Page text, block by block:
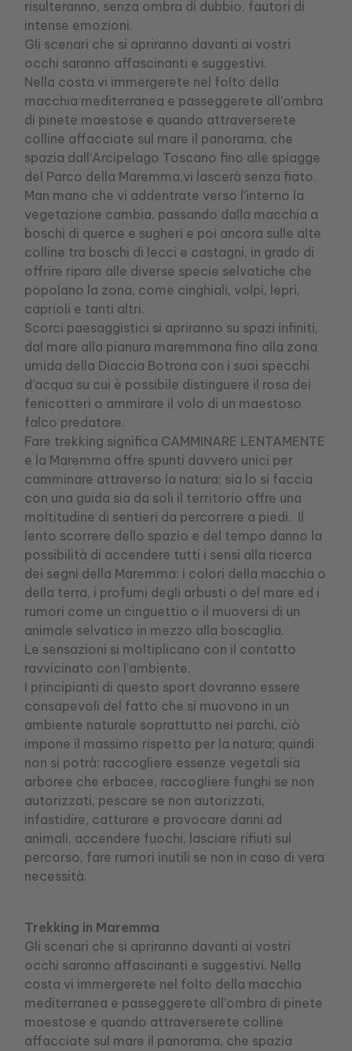
risulteranno, senza ombra di dubbio, fautori di
intense emozioni.
Gli scenari che si apriranno davanti ai vostri
occhi saranno affascinanti e suggestivi.
Nella costa vi immergerete nel folto della
macchia mediterranea e passeggerete all’ombra
di pinete maestose e quando attraverserete
colline affacciate sul mare il panorama, che
spazia dall’Arcipelago Toscano fino alle spiagge
del Parco della Maremma,vi lascerà senza fiato.
Man mano che vi addentrate verso l’interno la
vegetazione cambia, passando dalla macchia a
boschi di querce e sugheri e poi ancora sulle alte
colline tra boschi di lecci e castagni, in grado di
offrire riparo alle diverse specie selvatiche che
popolano la zona, come cinghiali, volpi, lepri,
caprioli e tanti altri.
Scorci paesaggistici si apriranno su spazi infiniti,
dal mare alla pianura maremmana fino alla zona
umida della Diaccia Botrona con i suoi specchi
d’acqua su cui è possibile distinguere il rosa dei
fenicotteri o ammirare il volo di un maestoso
falco predatore.
Fare trekking significa CAMMINARE LENTAMENTE
e la Maremma offre spunti davvero unici per
camminare attraverso la natura; sia lo si faccia
con una guida sia da soli il territorio offre una
moltitudine di sentieri da percorrere a piedi. Il
lento scorrere dello spazio e del tempo danno la
possibilità di accendere tutti i sensi alla ricerca
dei segni della Maremma: i colori della macchia o
della terra, i profumi degli arbusti o del mare ed i
rumori come un cinguettio o il muoversi di un
animale selvatico in mezzo alla boscaglia.
Le sensazioni si moltiplicano con il contatto
ravvicinato con l’ambiente.
I principianti di questo sport dovranno essere
consapevoli del fatto che si muovono in un
ambiente naturale soprattutto nei parchi, ciò
impone il massimo rispetto per la natura; quindi
non si potrà: raccogliere essenze vegetali sia
arboree che erbacee, raccogliere funghi se non
autorizzati, pescare se non autorizzati,
infastidire, catturare e provocare danni ad
animali, accendere fuochi, lasciare rifiuti sul
percorso, fare rumori inutili se non in caso di vera
necessità.
Trekking in Maremma
Gli scenari che si apriranno davanti ai vostri
occhi saranno affascinanti e suggestivi. Nella
costa vi immergerete nel folto della macchia
mediterranea e passeggerete all’ombra di pinete
maestose e quando attraverserete colline
affacciate sul mare il panorama, che spazia